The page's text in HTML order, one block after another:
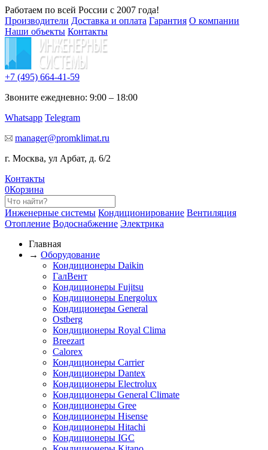
Работаем по всей России с 2007 года!
Производители Доставка и оплата Гарантия О компании
Наши объекты Контакты
+7 (495) 664-41-59
Звоните ежедневно: 9:00 – 18:00
Whatsapp Telegram
manager@promklimat.ru
г. Москва, ул Арбат, д. 6/2
Контакты
0Корзина
Инженерные системы Кондиционирование Вентиляция
Отопление Водоснабжение Электрика
Главная
→ Оборудование
Кондиционеры Daikin
ГалВент
Кондиционеры Fujitsu
Кондиционеры Energolux
Кондиционеры General
Ostberg
Кондиционеры Royal Clima
Breezart
Calorex
Кондиционеры Carrier
Кондиционеры Dantex
Кондиционеры Electrolux
Кондиционеры General Climate
Кондиционеры Gree
Кондиционеры Hisense
Кондиционеры Hitachi
Кондиционеры IGC